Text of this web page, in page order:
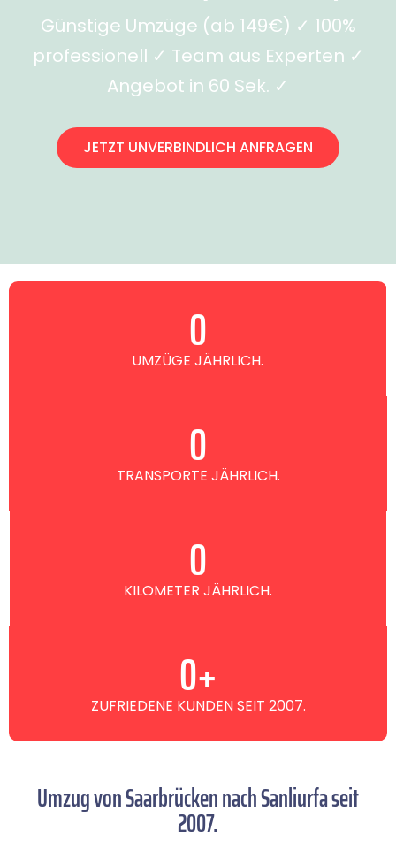
Günstige Umzüge (ab 149€) ✓ 100%
professionell ✓ Team aus Experten ✓
Angebot in 60 Sek. ✓
JETZT UNVERBINDLICH ANFRAGEN
UMZÜGE JÄHRLICH.
0
TRANSPORTE JÄHRLICH.
0
KILOMETER JÄHRLICH.
0
ZUFRIEDENE KUNDEN SEIT 2007.
0+
Umzug von Saarbrücken nach Sanliurfa seit
2007.